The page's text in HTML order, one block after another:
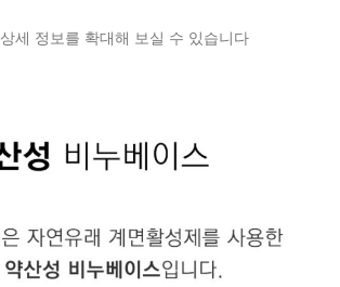
상세 정보를 확대해 보실 수 있습니다